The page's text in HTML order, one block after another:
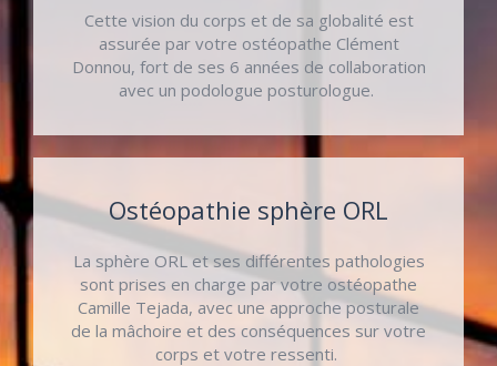
Cette vision du corps et de sa globalité est
assurée par votre ostéopathe Clément
Donnou, fort de ses 6 années de collaboration
avec un podologue posturologue.
Ostéopathie sphère ORL
La sphère ORL et ses différentes pathologies
sont prises en charge par votre ostéopathe
Camille Tejada, avec une approche posturale
de la mâchoire et des conséquences sur votre
corps et votre ressenti.